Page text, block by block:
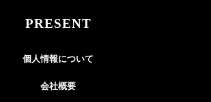
PRESENT
個人情報について
会社概要